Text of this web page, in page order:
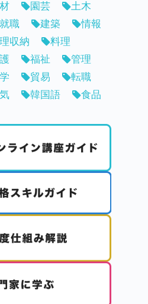
園芸
土木
就職 建築
情報
収納
料理
福祉
管理
貿易
転職
韓国語 食品